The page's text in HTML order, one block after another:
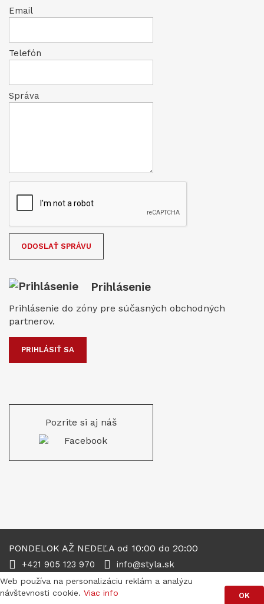
Web používa na personalizáciu reklám a analýzu
návštevnosti cookie. Viac info OK
Email
Telefón
Správa
Prihlásenie
Prihlásenie do zóny pre súčasných obchodných
partnerov.
PRIHLÁSIŤ SA
Pozrite si aj náš
PONDELOK AŽ NEDEĽA od 10:00 do 20:00
+421 905 123 970 info@styla.sk
Copyright © 2017 Všetky práva vyhradené | by visibility